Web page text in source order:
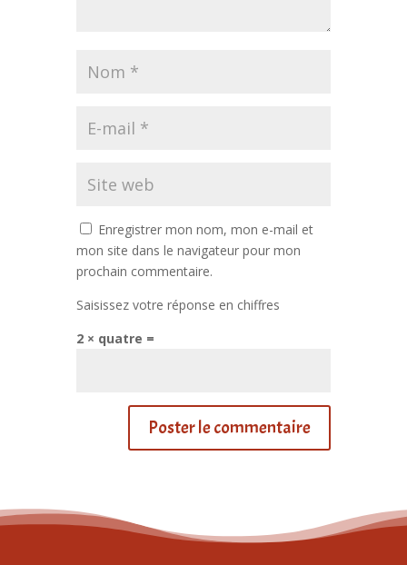
Enregistrer mon nom, mon e-mail et
mon site dans le navigateur pour mon
prochain commentaire.
Saisissez votre réponse en chiffres
2 × quatre =